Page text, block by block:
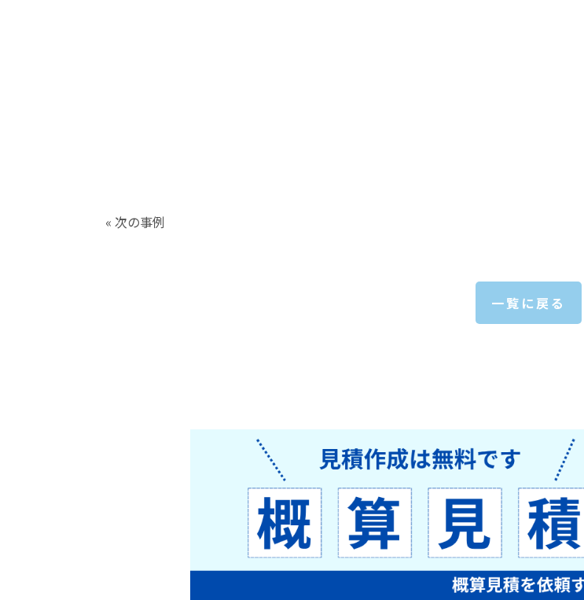
« 次の事例
一覧に戻る